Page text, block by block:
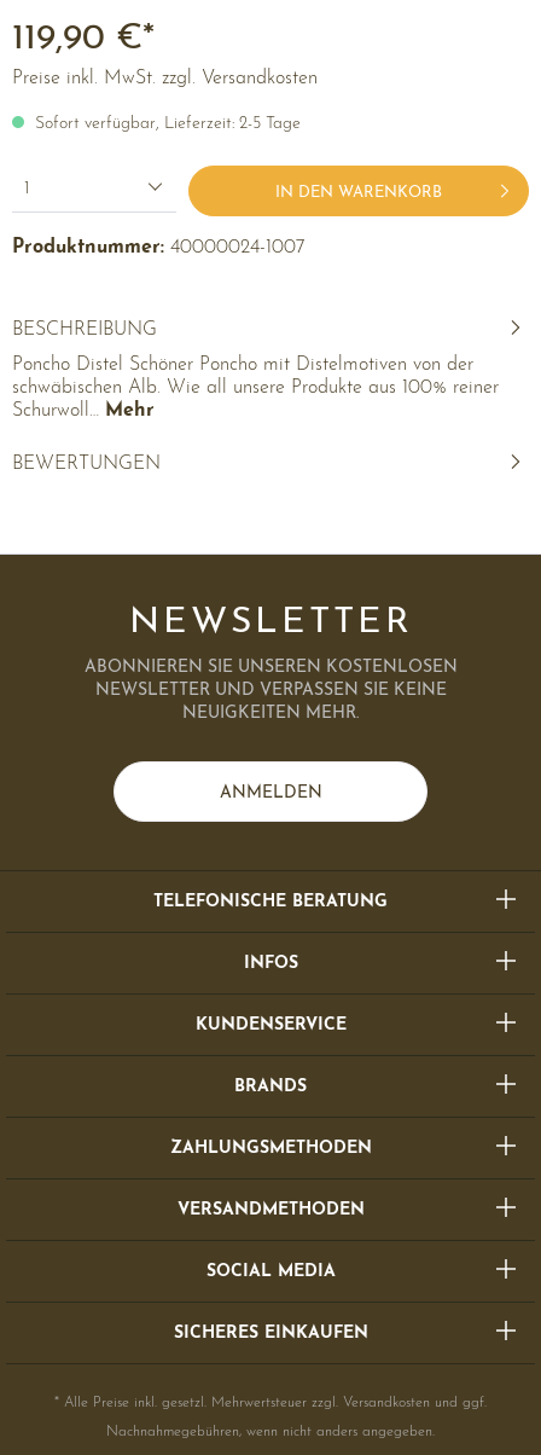
119,90 €*
Preise inkl. MwSt. zzgl. Versandkosten
Sofort verfügbar, Lieferzeit: 2-5 Tage
IN DEN WARENKORB
Produktnummer: 40000024-1007
BESCHREIBUNG
Poncho Distel Schöner Poncho mit Distelmotiven von der
schwäbischen Alb. Wie all unsere Produkte aus 100% reiner
Schurwoll… Mehr
BEWERTUNGEN
NEWSLETTER
ABONNIEREN SIE UNSEREN KOSTENLOSEN
NEWSLETTER UND VERPASSEN SIE KEINE
NEUIGKEITEN MEHR.
ANMELDEN
TELEFONISCHE BERATUNG
INFOS
KUNDENSERVICE
BRANDS
ZAHLUNGSMETHODEN
VERSANDMETHODEN
SOCIAL MEDIA
SICHERES EINKAUFEN
* Alle Preise inkl. gesetzl. Mehrwertsteuer zzgl. Versandkosten und ggf.
Nachnahmegebühren, wenn nicht anders angegeben.